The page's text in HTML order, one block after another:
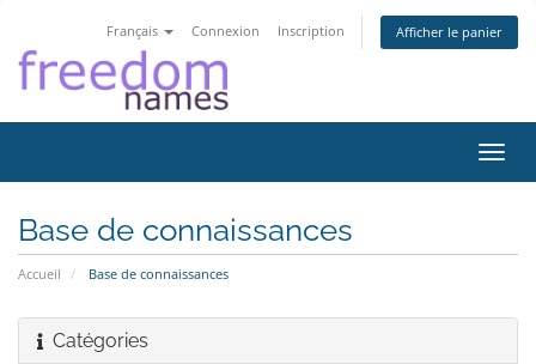
Français Connexion Inscription Afficher le panier
la
Base de connaissances
Accueil Base de connaissances
Catégories